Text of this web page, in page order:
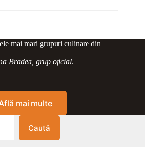
mai mari grupuri culinare din
Bradea, grup oficial.
mai multe
Caută